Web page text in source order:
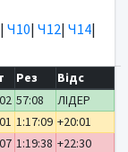
| Ч10| Ч12| Ч14|
Рез
Відс
57:08
ЛІДЕР
1:17:09 +20:01
1:19:38 +22:30